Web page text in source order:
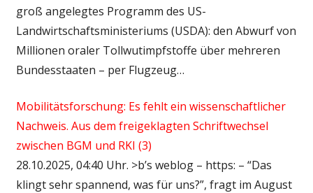
groß angelegtes Programm des US-
Landwirtschaftsministeriums (USDA): den Abwurf von
Millionen oraler Tollwutimpfstoffe über mehreren
Bundesstaaten – per Flugzeug…
Mobilitätsforschung: Es fehlt ein wissenschaftlicher
Nachweis. Aus dem freigeklagten Schriftwechsel
zwischen BGM und RKI (3)
28.10.2025, 04:40 Uhr. >b’s weblog – https: – “Das
klingt sehr spannend, was für uns?”, fragt im August